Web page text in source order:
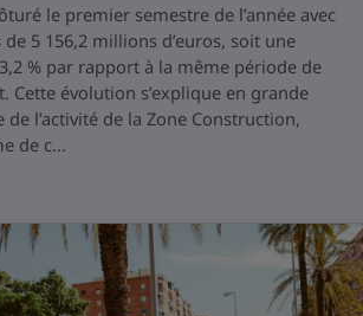
le premier semestre de l’année avec
5 156,2 millions d’euros, soit une
% par rapport à la même période de
Cette évolution s’explique en grande
l’activité de la Zone Construction,
de c...